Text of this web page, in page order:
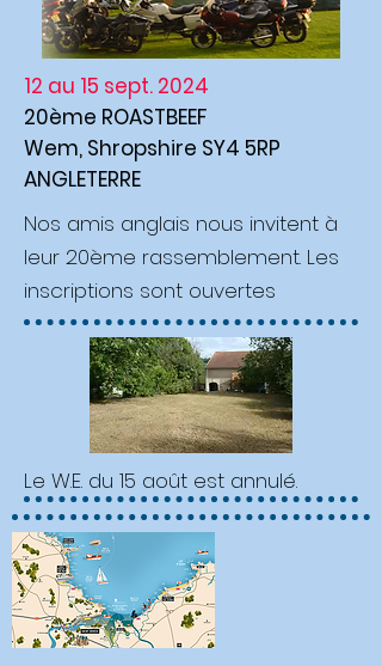
12 au 15 sept. 2024
20ème ROASTBEEF
Wem, Shropshire SY4 5RP
ANGLETERRE
Nos amis anglais nous invitent à
leur 20ème rassemblement. Les
inscriptions sont ouvertes
Le W.E. du 15 août est annulé.